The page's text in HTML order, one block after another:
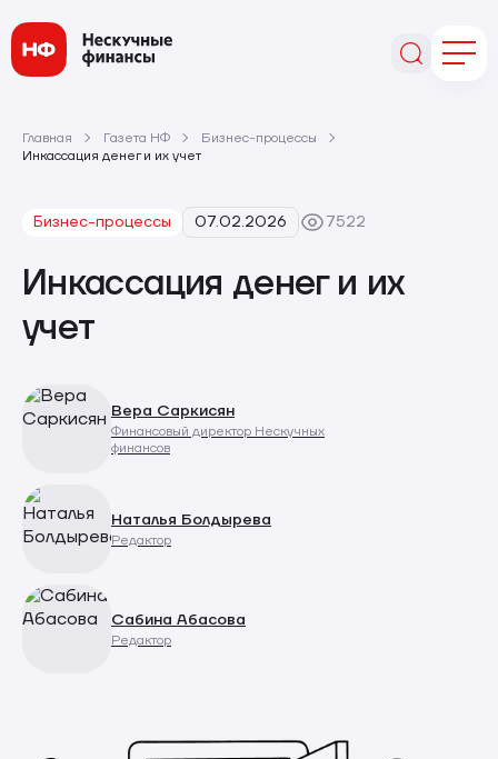
Главная Газета НФ
Бизнес-процессы
Инкассация денег и их учет
Бизнес-процессы 07.02.2026 7522
Инкассация денег и их
учет
Вера Саркисян
Финансовый директор Нескучных
финансов
Наталья Болдырева
Редактор
Сабина Абасова
Редактор